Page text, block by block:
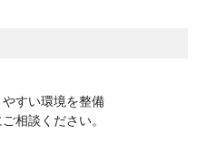
やすい環境を整備
相談ください。